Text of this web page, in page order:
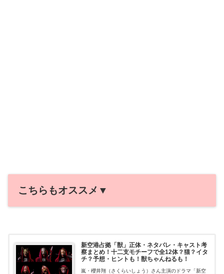
こちらもオススメ▼
新空港占拠「獣」正体・ネタバレ・キャスト考
察まとめ！十二支モチーフで全12体？猫？イタ
チ？予想・ヒントも！獣ちゃんねるも！
嵐・櫻井翔（さくらいしょう）さん主演のドラマ「新空